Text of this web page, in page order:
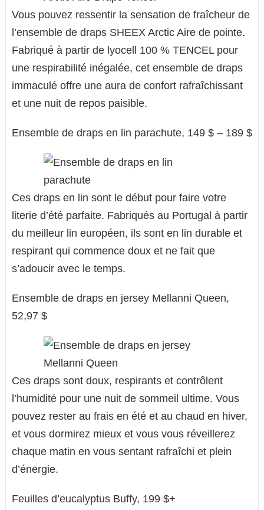
Vous pouvez ressentir la sensation de fraîcheur de
l’ensemble de draps SHEEX Arctic Aire de pointe.
Fabriqué à partir de lyocell 100 % TENCEL pour
une respirabilité inégalée, cet ensemble de draps
immaculé offre une aura de confort rafraîchissant
et une nuit de repos paisible.
Ensemble de draps en lin parachute, 149 $ – 189 $
Ces draps en lin sont le début pour faire votre
literie d’été parfaite. Fabriqués au Portugal à partir
du meilleur lin européen, ils sont en lin durable et
respirant qui commence doux et ne fait que
s’adoucir avec le temps.
Ensemble de draps en jersey Mellanni Queen,
52,97 $
Ces draps sont doux, respirants et contrôlent
l’humidité pour une nuit de sommeil ultime. Vous
pouvez rester au frais en été et au chaud en hiver,
et vous dormirez mieux et vous vous réveillerez
chaque matin en vous sentant rafraîchi et plein
d’énergie.
Feuilles d’eucalyptus Buffy, 199 $+